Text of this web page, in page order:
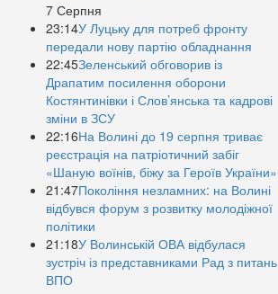
7 Серпня
23:14У Луцьку для потреб фронту
передали нову партію обладнання
22:45Зеленський обговорив із
Драпатим посилення оборони
Костянтинівки і Слов’янська та кадрові
зміни в ЗСУ
22:16На Волині до 19 серпня триває
реєстрація на патріотичний забіг
«Шаную воїнів, біжу за Героїв України»
21:47Покоління незламних: на Волині
відбувся форум з розвитку молодіжної
політики
21:18У Волинській ОВА відбулася
зустріч із представниками Рад з питань
ВПО